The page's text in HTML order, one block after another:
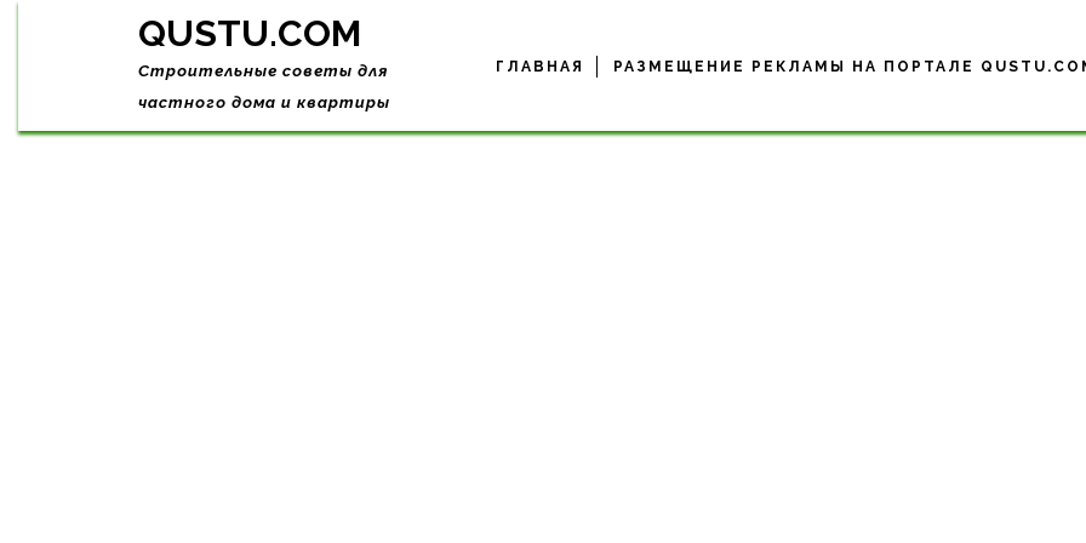
Skip
QUSTU.COM
Строительные советы для
частного дома и квартиры
ГЛАВНАЯ РАЗМЕЩЕНИЕ РЕКЛАМЫ НА ПОРТАЛЕ